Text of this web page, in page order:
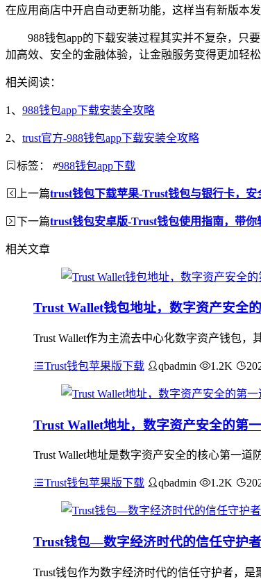
在应用商店中开启自动更新功能，这样当有新版本
988钱包app的下载安装过程其实并不复杂，只
加高效、安全的金融体验，让金融服务变得更加轻松
相关阅读：
1、 988钱包app下载安装全攻略
2、 trust官方-988钱包app下载安装全攻略
标签： #988钱包app下载
上一篇trust钱包下载苹果-Trust钱包与银行卡，安
下一篇trust钱包安卓版-Trust钱包使用指南，带你
相关文章
Trust Wallet钱包地址，数字资产安全
Trust Wallet作为主流去中心化数字资产钱包
Trust钱包苹果版下载 qbadmin 1.2K
Trust Wallet地址，数字资产安全的第
Trust Wallet地址是数字资产安全的核心第一
Trust钱包苹果版下载 qbadmin 1.2K
Trust钱包—数字经济时代的信任守护者
Trust钱包作为数字经济时代的信任守护者，